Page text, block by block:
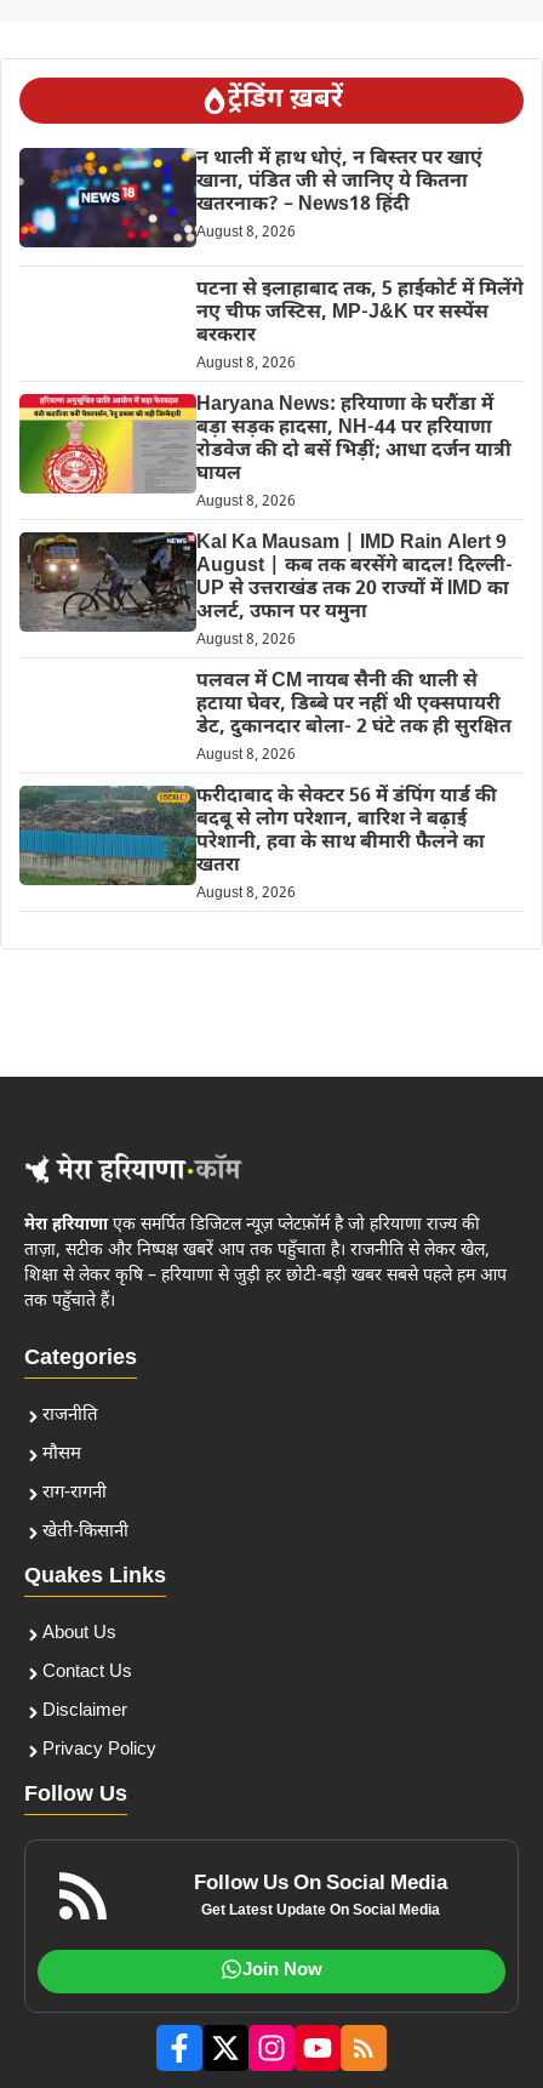
ट्रेंडिंग ख़बरें
न थाली में हाथ धोएं, न बिस्तर पर खाएं
खाना, पंडित जी से जानिए ये कितना
खतरनाक? – News18 हिंदी
August 8, 2026
पटना से इलाहाबाद तक, 5 हाईकोर्ट में मिलेंगे
नए चीफ जस्टिस, MP-J&K पर सस्पेंस
बरकरार
August 8, 2026
Haryana News: हरियाणा के घरौंडा में
बड़ा सड़क हादसा, NH-44 पर हरियाणा
रोडवेज की दो बसें भिड़ीं; आधा दर्जन यात्री
घायल
August 8, 2026
Kal Ka Mausam | IMD Rain Alert 9
August | कब तक बरसेंगे बादल! दिल्ली-
UP से उत्तराखंड तक 20 राज्यों में IMD का
अलर्ट, उफान पर यमुना
August 8, 2026
पलवल में CM नायब सैनी की थाली से
हटाया घेवर, डिब्बे पर नहीं थी एक्सपायरी
डेट, दुकानदार बोला- 2 घंटे तक ही सुरक्षित
August 8, 2026
फरीदाबाद के सेक्टर 56 में डंपिंग यार्ड की
बदबू से लोग परेशान, बारिश ने बढ़ाई
परेशानी, हवा के साथ बीमारी फैलने का
खतरा
August 8, 2026
मेरा हरियाणाएक समर्पित डिजिटल न्यूज़ प्लेटफ़ॉर्म है जो हरियाणा राज्य की
ताज़ा, सटीक और निष्पक्ष खबरें आप तक पहुँचाता है। राजनीति से लेकर खेल,
शिक्षा से लेकर कृषि – हरियाणा से जुड़ी हर छोटी-बड़ी खबर सबसे पहले हम आप
तक पहुँचाते हैं।
Categories
राजनीति
मौसम
राग-रागनी
खेती-किसानी
Quakes Links
About Us
Contact Us
Disclaimer
Privacy Policy
Follow Us
Follow Us On Social Media
Get Latest Update On Social Media
Join Now